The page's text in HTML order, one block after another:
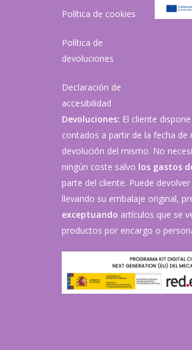
Política de cookies
Política de
devoluciones
Declaración de
accesibilidad
Devoluciones: El cliente
contados a partir de la fecha
devolución del mismo. No
ningún coste salvo los gastos
parte del cliente. Puede
llevando su embalaje original,
exceptuando artículos que se
productos por encargo o